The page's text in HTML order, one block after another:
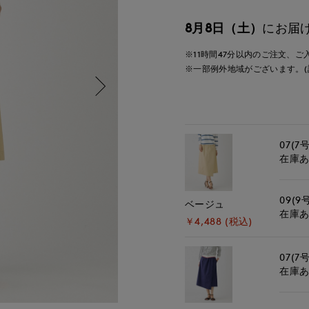
8月8日（土） にお届
※11時間47分以内のご注文、ご
※一部例外地域がございます。(
ベージュ
￥4,488 (税込)
07(7
在庫
09(9
在庫
07(7
在庫